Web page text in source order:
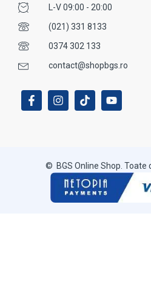
L-V 09:00 - 20:00
(021) 331 8133
0374 302 133
contact@shopbgs.ro
© BGS Online Shop. Toate